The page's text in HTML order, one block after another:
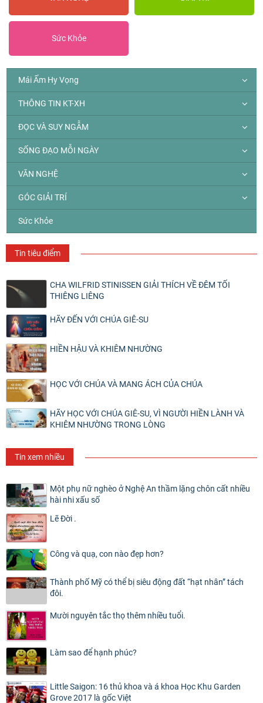
Sức Khỏe
Mái Ấm Hy Vọng
THÔNG TIN KT-XH
ĐỌC VÀ SUY NGẪM
SỐNG ĐẠO MỖI NGÀY
VĂN NGHỆ
GÓC GIẢI TRÍ
Sức Khỏe
Tin tiêu điểm
CHA WILFRID STINISSEN GIẢI THÍCH VỀ ĐÊM TỐI
THIÊNG LIÊNG
HÃY ĐẾN VỚI CHÚA GIÊ-SU
HIỀN HẬU VÀ KHIÊM NHƯỜNG
HỌC VỚI CHÚA VÀ MANG ÁCH CỦA CHÚA
HÃY HỌC VỚI CHÚA GIÊ-SU, VÌ NGƯỜI HIỀN LÀNH VÀ
KHIÊM NHƯỜNG TRONG LÒNG
Tin xem nhiều
Một phụ nữ nghèo ở Nghệ An thầm lặng chôn cất nhiều
hài nhi xấu số
Lẽ Đời .
Công và quạ, con nào đẹp hơn?
Thành phố Mỹ có thể bị siêu động đất “hạt nhân” tách
đôi.
Mười nguyên tắc thọ thêm nhiều tuổi.
Làm sao để hạnh phúc?
Little Saigon: 16 thủ khoa và á khoa Học Khu Garden
Grove 2017 là gốc Việt